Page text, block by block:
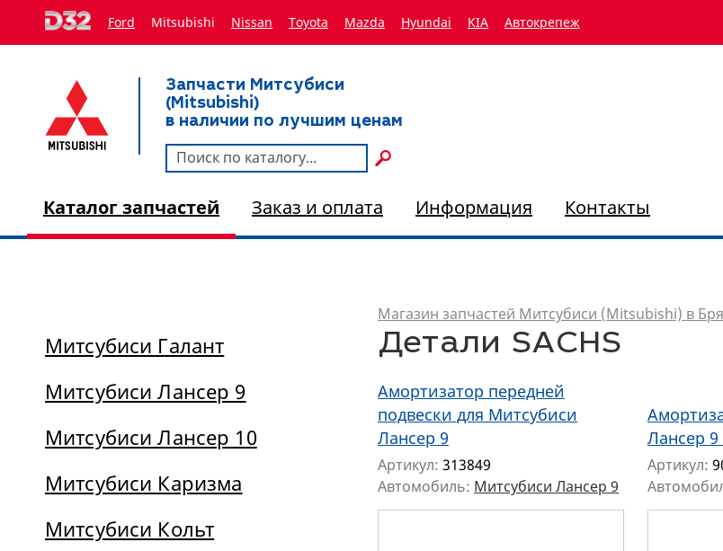
Ford Mitsubishi Nissan Toyota Мazda Hyundai KIA Автокрепеж
Запчасти Митсубиси
(Mitsubishi)
в наличии по лучшим ценам
Каталог запчастей Заказ и оплата Информация Контакты
Митсубиси Галант
Митсубиси Лансер 9
Митсубиси Лансер 10
Митсубиси Каризма
Митсубиси Кольт
Магазин запчастей Митсубиси (Mitsubishi) в
Детали SACHS
Амортизатор передней
подвески для Митсубиси
Лансер 9
Артикул: 313849
Автомобиль: Митсубиси Лансер 9
Лансер
Артикул: